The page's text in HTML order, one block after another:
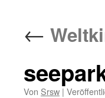
←
Von Srsw |